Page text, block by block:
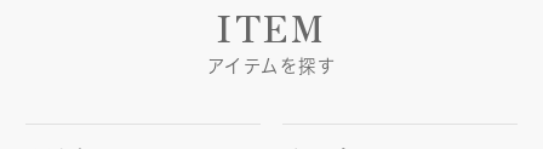
ITEM
アイテムを探す